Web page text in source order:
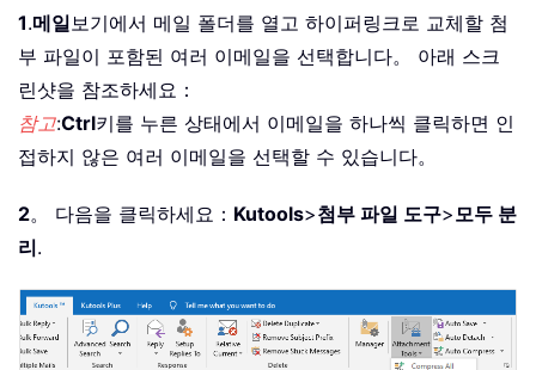
1.메일 보기에서 메일 폴더를 열고 하이퍼링크로 교체할 첨
부 파일이 포함된 여러 이메일을 선택합니다。 아래 스크
린샷을 참조하세요：
참고:Ctrl키를 누른 상태에서 이메일을 하나씩 클릭하면 인
접하지 않은 여러 이메일을 선택할 수 있습니다。
2。 다음을 클릭하세요： Kutools>첨부 파일 도구>모두 분
리.